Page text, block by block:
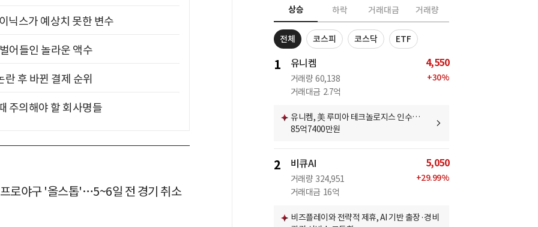
닉스가 예상치 못한 변수
어들인 놀라운 액수
후 바뀐 결제 순위
주의해야 할 회사명들
로야구 '올스톱'…5~6일 전 경기 취소
상승 하락 거래대금 거래량
전체 코스피 코스닥 ETF
1 유니켐
거래량 60,138
거래대금 2.7억
4,550
+30%
유니켐, 美 루미아 테크놀로지스 인수…
85억7400만원
2 비큐AI
거래량 324,951
거래대금 16억
5,050
+29.99%
비즈플레이와 전략적 제휴, AI 기반 출장·경비